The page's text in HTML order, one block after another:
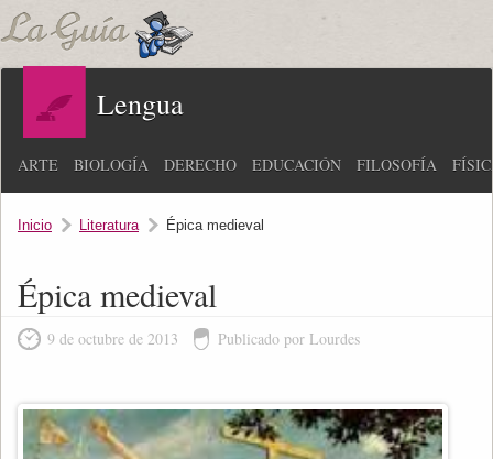
Lengua
ARTE BIOLOGÍA DERECHO EDUCACIÓN FILOSOFÍA
Inicio Literatura Épica medieval
Épica medieval
9 de octubre de 2013 Publicado por Lourdes